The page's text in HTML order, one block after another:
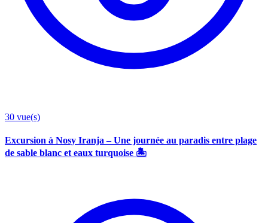
30 vue(s)
Excursion à Nosy Iranja – Une journée au paradis entre plage
de sable blanc et eaux turquoise 🏝️